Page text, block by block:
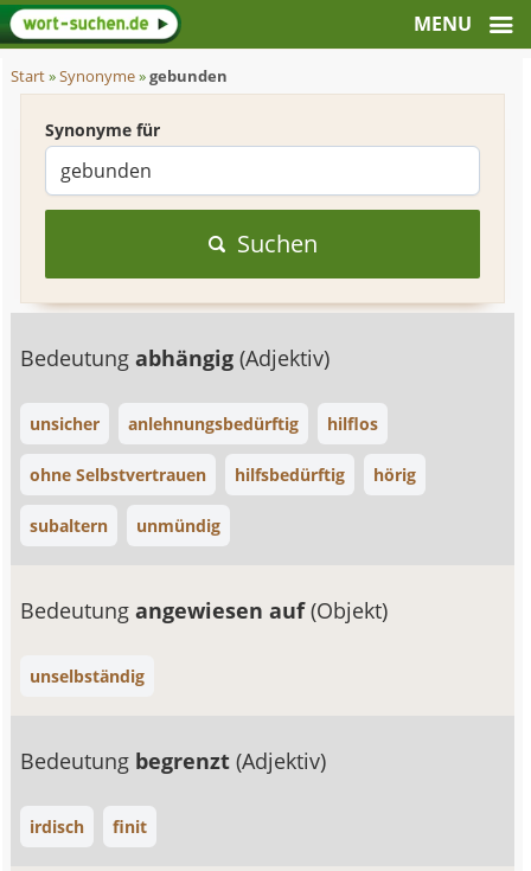
Start»Synonyme»gebunden
Synonyme für
Suchen
Bedeutungabhängig(Adjektiv)
unsicher anlehnungsbedürftig hilflos
ohne Selbstvertrauen hilfsbedürftig hörig
subaltern unmündig
Bedeutungangewiesen auf(Objekt)
unselbständig
Bedeutung begrenzt(Adjektiv)
irdisch finit